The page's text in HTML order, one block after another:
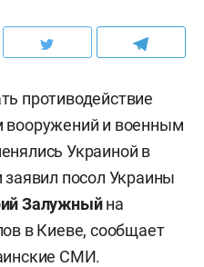
противодействие
вооружений и военным
Украиной в
посол Украины
Залужныйна
в Киеве, сообщает
СМИ.